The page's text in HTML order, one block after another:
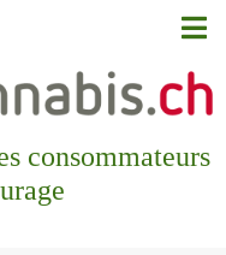
consommateurs